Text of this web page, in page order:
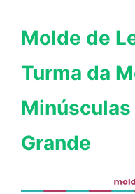
Molde de
Turma da
Minúsculas
Grande